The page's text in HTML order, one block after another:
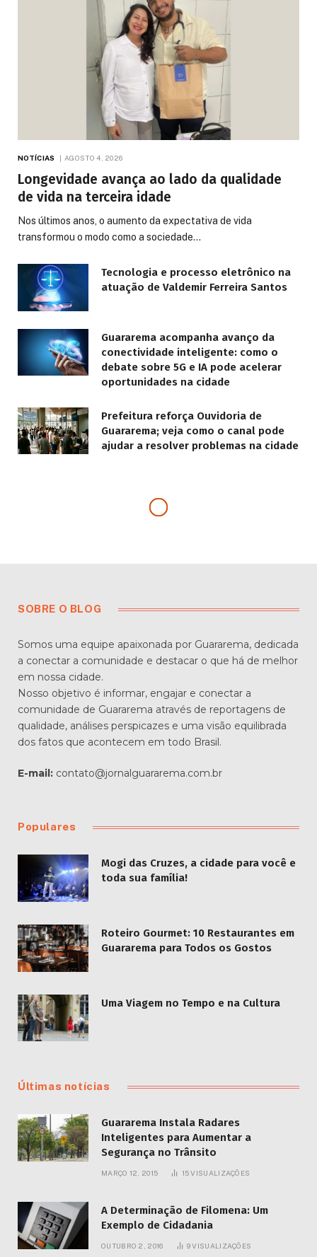
NOTÍCIAS AGOSTO 4, 2026
Longevidade avança ao lado da qualidade
de vida na terceira idade
Nos últimos anos, o aumento da expectativa de vida
transformou o modo como a sociedade…
Tecnologia e processo eletrônico na
atuação de Valdemir Ferreira Santos
Guararema acompanha avanço da
conectividade inteligente: como o
debate sobre 5G e IA pode acelerar
oportunidades na cidade
Prefeitura reforça Ouvidoria de
Guararema; veja como o canal pode
ajudar a resolver problemas na cidade
Site para o Cidade
Natal e Divulga
Programação do
Evento
PORDIEGO VELÁZQUEZ DEZEMBRO 6, 2022
exclusivo para o evento Guararema Cidade Natal,
com uma programação diversificada. O site,
disponível no domínio
guararema.sp.gov.br/cidade-natal, oferece
que ocorrerão entre 6 de dezembro e 8 de
janeiro.